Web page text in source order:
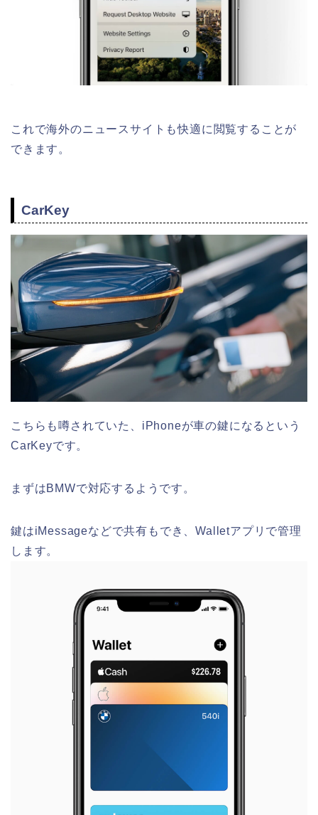
これで海外のニュースサイトも快適に閲覧することが
できます。
CarKey
こちらも噂されていた、iPhoneが車の鍵になるという
CarKeyです。
まずはBMWで対応するようです。
鍵はiMessageなどで共有もでき、Walletアプリで管理
します。